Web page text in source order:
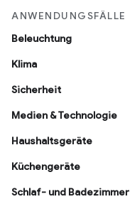
ANWENDUNGSFÄLLE
Beleuchtung
Klima
Sicherheit
Medien & Technologie
Haushaltsgeräte
Küchengeräte
Schlaf- und Badezimmer